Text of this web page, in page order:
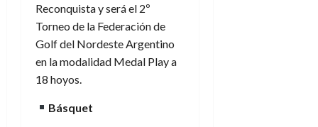
Reconquista y será el 2º
Torneo de la Federación de
Golf del Nordeste Argentino
en la modalidad Medal Play a
18 hoyos.
Básquet